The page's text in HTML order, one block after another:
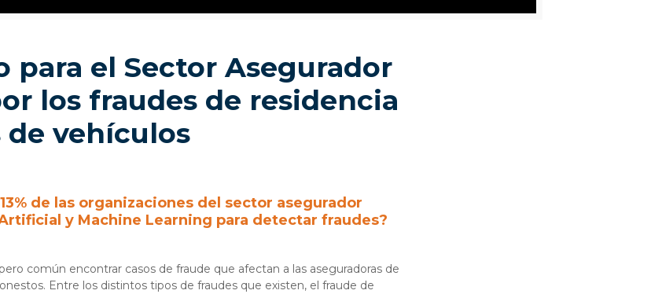
para el Sector Asegurador
los fraudes de residencia
de vehículos
de las organizaciones del sector asegurador
y Machine Learning para detectar fraudes?
común encontrar casos de fraude que afectan a las aseguradoras de
Entre los distintos tipos de fraudes que existen, el fraude de